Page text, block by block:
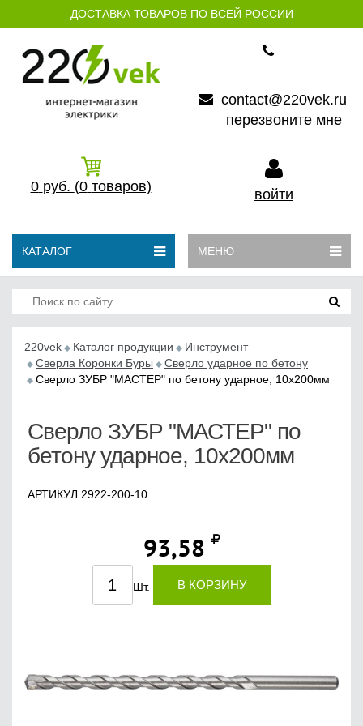
ДОСТАВКА ТОВАРОВ ПО ВСЕЙ РОССИИ
contact@220vek.ru
перезвоните мне
0 руб. (0 товаров) войти
КАТАЛОГ МЕНЮ
220vek Каталог продукции
Инструмент
Сверла Коронки Буры
Сверло ударное по бетону
Сверло ЗУБР "МАСТЕР" по бетону ударное, 10x200мм
Сверло ЗУБР "МАСТЕР" по
бетону ударное, 10x200мм
АРТИКУЛ 2922-200-10
93,58
Шт. В КОРЗИНУ